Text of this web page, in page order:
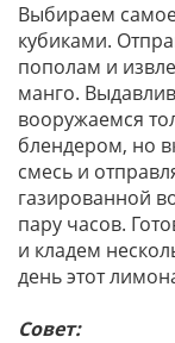
Выбираем
кубиками.
пополам и
манго.
вооружаемся
блендером, но
смесь и
газированной
пару часов.
и кладем
день этот
Совет: